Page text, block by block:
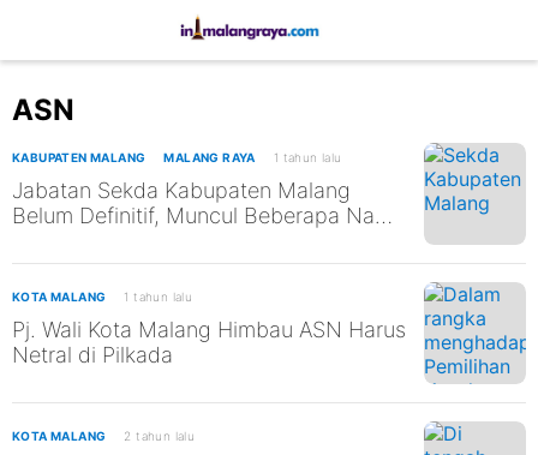
ASN
KABUPATEN MALANG MALANG RAYA 1 tahun lalu
Jabatan Sekda Kabupaten Malang
Belum Definitif, Muncul Beberapa Nama
KOTA MALANG 1 tahun lalu
Pj. Wali Kota Malang Himbau ASN Harus
Netral di Pilkada
KOTA MALANG 2 tahun lalu